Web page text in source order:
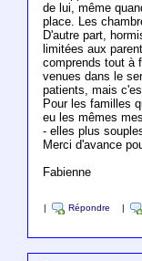
de lui, même
place. Les
D'autre part,
limitées aux
comprends tout à
venues dans le
patients, mais
Pour les familles
eu les mêmes
- elles plus
Merci d'avance
Fabienne
Répondre